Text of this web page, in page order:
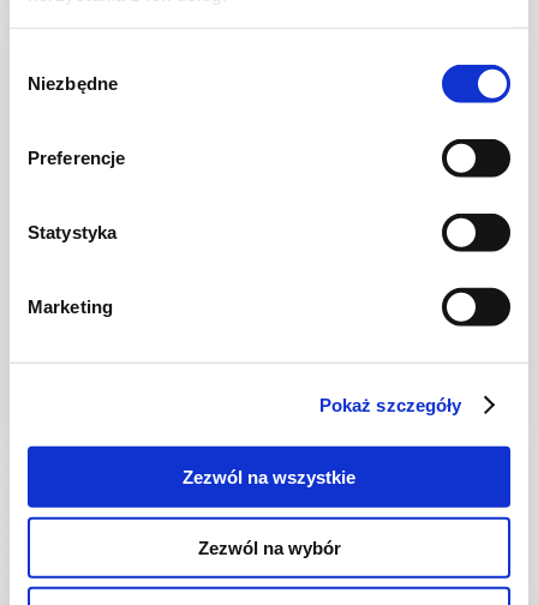
zgody
Niezbędne
Preferencje
Statystyka
Marketing
Pokaż szczegóły
Zezwól na wszystkie
Zezwól na wybór
Soczewica z burakami i olejem z pestek